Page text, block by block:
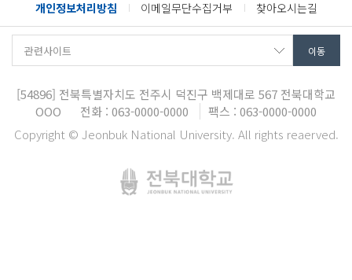
개인정보처리방침 이메일무단수집거부 찾아오시는길
[54896] 전북특별자치도 전주시 덕진구 백제대로 567 전북대학교
OOO
전화 : 063-0000-0000
팩스 : 063-0000-0000
Copyright © Jeonbuk National University. All rights reaerved.